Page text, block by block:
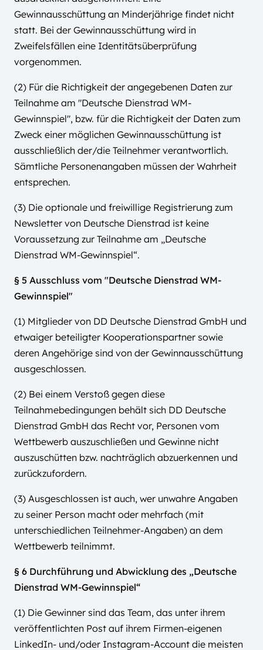
Gewinnausschüttung an Minderjährige findet nicht
statt. Bei der Gewinnausschüttung wird in
Zweifelsfällen eine Identitätsüberprüfung
vorgenommen.
(2) Für die Richtigkeit der angegebenen Daten zur
Teilnahme am "Deutsche Dienstrad WM-
Gewinnspiel", bzw. für die Richtigkeit der Daten zum
Zweck einer möglichen Gewinnausschüttung ist
ausschließlich der/die Teilnehmer verantwortlich.
Sämtliche Personenangaben müssen der Wahrheit
entsprechen.
(3) Die optionale und freiwillige Registrierung zum
Newsletter von Deutsche Dienstrad ist keine
Voraussetzung zur Teilnahme am „Deutsche
Dienstrad WM-Gewinnspiel“.
§ 5 Ausschluss vom "Deutsche Dienstrad WM-
Gewinnspiel"
(1) Mitglieder von DD Deutsche Dienstrad GmbH und
etwaiger beteiligter Kooperationspartner sowie
deren Angehörige sind von der Gewinnausschüttung
ausgeschlossen.
(2) Bei einem Verstoß gegen diese
Teilnahmebedingungen behält sich DD Deutsche
Dienstrad GmbH das Recht vor, Personen vom
Wettbewerb auszuschließen und Gewinne nicht
auszuschütten bzw. nachträglich abzuerkennen und
zurückzufordern.
(3) Ausgeschlossen ist auch, wer unwahre Angaben
zu seiner Person macht oder mehrfach (mit
unterschiedlichen Teilnehmer-Angaben) an dem
Wettbewerb teilnimmt.
§ 6 Durchführung und Abwicklung des „Deutsche
Dienstrad WM-Gewinnspiel“
(1) Die Gewinner sind das Team, das unter ihrem
veröffentlichten Post auf ihrem Firmen-eigenen
LinkedIn- und/oder Instagram-Account die meisten